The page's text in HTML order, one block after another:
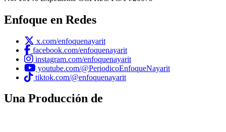
Enfoque en Redes
x.com/enfoquenayarit
facebook.com/enfoquenayarit
instagram.com/enfoquenayarit
youtube.com/@PeriodicoEnfoqueNayarit
tiktok.com/@enfoquenayarit
Una Producción de